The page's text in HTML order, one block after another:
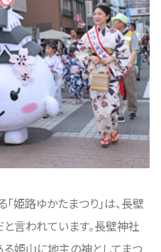
姫路ゆかたまつり」は、長壁
言われています。長壁神社
姫山に地主の神としてまつ